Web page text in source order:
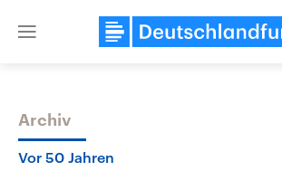
Close
Themen
Archiv
Vor 50 Jahren